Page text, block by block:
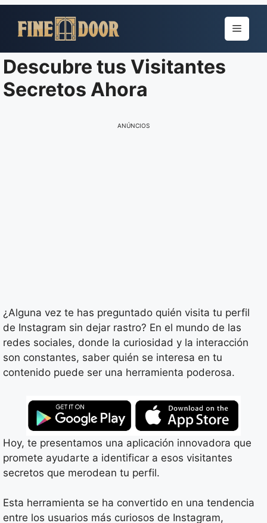
para
conteúdo
Menu
Descubre tus Visitantes
Secretos Ahora
ANÚNCIOS
¿Alguna vez te has preguntado quién visita tu perfil
de Instagram sin dejar rastro? En el mundo de las
redes sociales, donde la curiosidad y la interacción
son constantes, saber quién se interesa en tu
contenido puede ser una herramienta poderosa.
Hoy, te presentamos una aplicación innovadora que
promete ayudarte a identificar a esos visitantes
secretos que merodean tu perfil.
Esta herramienta se ha convertido en una tendencia
entre los usuarios más curiosos de Instagram,